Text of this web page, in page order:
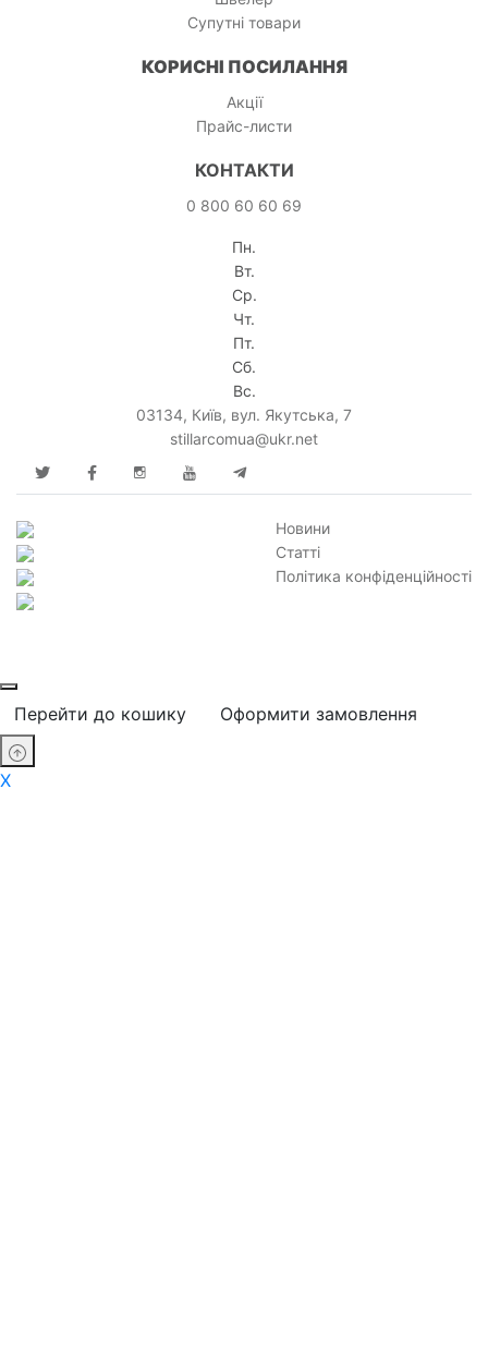
Супутні товари
КОРИСНІ ПОСИЛАННЯ
Акції
Прайс-листи
КОНТАКТИ
0 800 60 60 69
Пн.
Вт.
Ср.
Чт.
Пт.
Сб.
Вс.
03134, Київ, вул. Якутська, 7
stillarcomua@ukr.net
Новини
Статті
Політика конфіденційності
Перейти до кошику Оформити замовлення
X